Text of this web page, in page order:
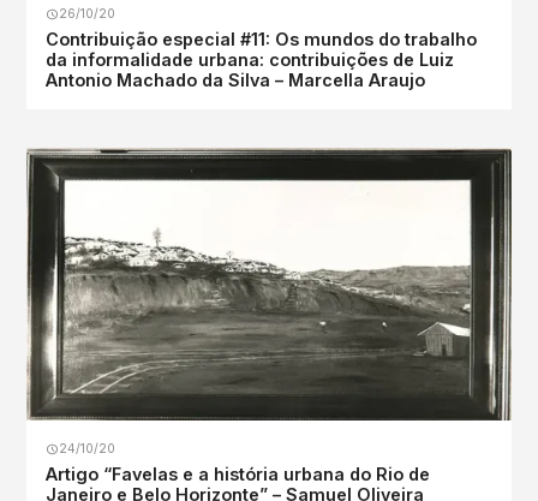
26/10/20
Contribuição especial #11: Os mundos do trabalho
da informalidade urbana: contribuições de Luiz
Antonio Machado da Silva – Marcella Araujo
24/10/20
Artigo “Favelas e a história urbana do Rio de
Janeiro e Belo Horizonte” – Samuel Oliveira